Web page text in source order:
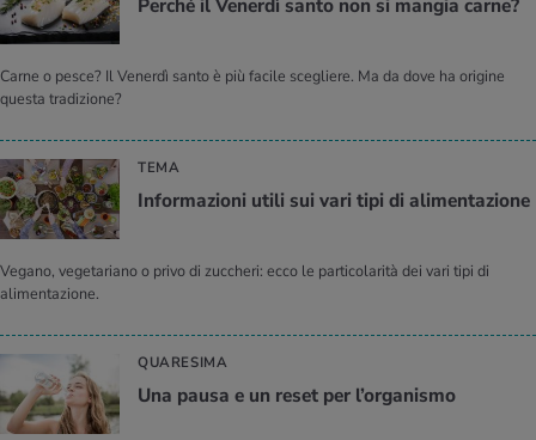
Per­ché il Ve­ner­dì santo non si man­gia carne?
Carne o pesce? Il Venerdì santo è più facile scegliere. Ma da dove ha origine
questa tradizione?
TEMA
In­for­ma­zio­ni utili sui vari tipi di ali­men­ta­zio­ne
Vegano, vegetariano o privo di zuccheri: ecco le particolarità dei vari tipi di
alimentazione.
QUARESIMA
Una pausa e un reset per l’or­ga­ni­smo